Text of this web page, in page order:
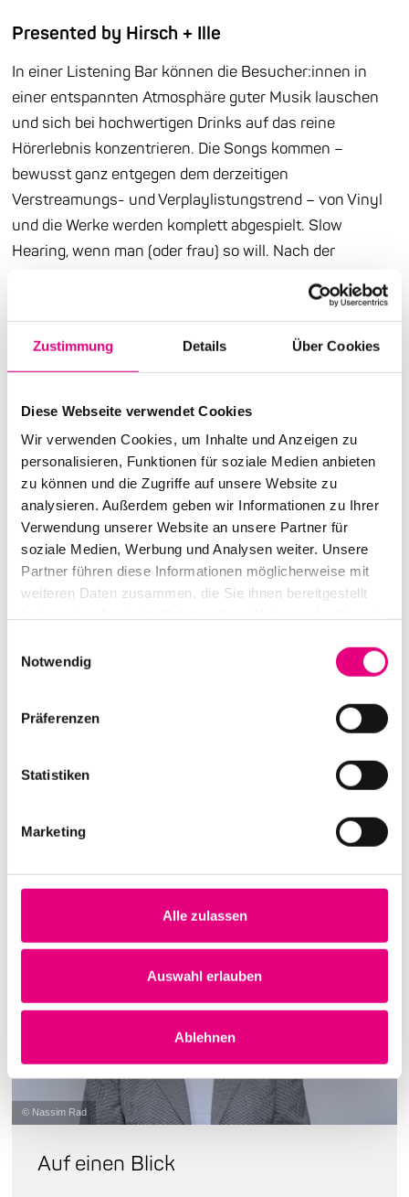
Zustimmung Details Über Cookies
Diese Webseite verwendet Cookies
Wir verwenden Cookies, um Inhalte und Anzeigen zu
personalisieren, Funktionen für soziale Medien anbieten
zu können und die Zugriffe auf unsere Website zu
analysieren. Außerdem geben wir Informationen zu Ihrer
Verwendung unserer Website an unsere Partner für
soziale Medien, Werbung und Analysen weiter. Unsere
Partner führen diese Informationen möglicherweise mit
weiteren Daten zusammen, die Sie ihnen bereitgestellt
Notwendig
Präferenzen
Statistiken
Marketing
Alle zulassen
Auswahl erlauben
Ablehnen
Presented by Hirsch + Ille
In einer Listening Bar können die Besucher:innen in
einer entspannten Atmosphäre guter Musik lauschen
und sich bei hochwertigen Drinks auf das reine
Hörerlebnis konzentrieren. Die Songs kommen –
bewusst ganz entgegen dem derzeitigen
Verstreamungs- und Verplaylistungstrend – von Vinyl
und die Werke werden komplett abgespielt. Slow
Hearing, wenn man (oder frau) so will. Nach der
Jubiläumsfestival, arbeitet Enjoy Jazz bei der
Neuauflage hierfür wieder mit Hirsch + Ille, dem
Spezialisten für Unterhaltungselektronik, zusammen.
Vier verschiedene Hosts, allesamt
Musikjournalist:innen, stellen ein ausgesuchtes Album
vor, das im Anschluss auf hochwertiger
Audioausrüstung gespielt wird, die ein erstklassiges
Klangerlebnis garantiert. Im Anschluss besteht Raum
für den Austausch zwischen Host und Publikum über
das Gehörte.
Silvia Silko ist hat in Heidelberg und Paderborn
Philosophie, Germanistik und Popmusik studiert,
Popkulturjournalistin und schreibt hauptsächlich für
den Tagesspiegel, das POLYTON-Magazin und sitzt
Die Veranstaltung ist ausgebucht, es ist keine
© Nassim Rad
Auf einen Blick